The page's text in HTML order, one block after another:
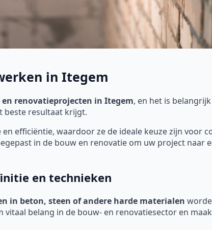
in Itegem
en renovatieprojecten in Itegem, en het is
beste resultaat krijgt.
efficiëntie, waardoor ze de ideale keuze zijn voor
in de bouw en renovatie om uw project naar
en technieken
in beton, steen of andere harde materialen
vitaal belang in de bouw- en renovatiesector en